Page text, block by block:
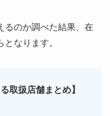
るのか調べた結果、在
なります。
取扱店舗まとめ】